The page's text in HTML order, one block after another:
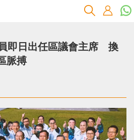
即日出任區議會主席 換
脈搏